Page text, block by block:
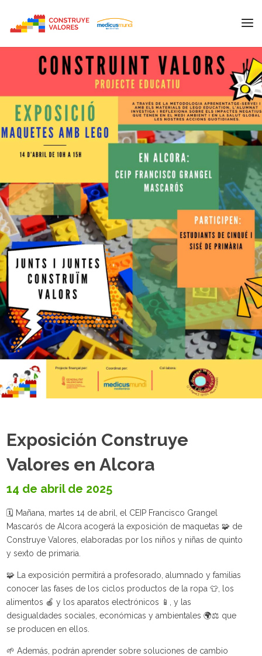
Exposición Construye
Valores en Alcora
14 de abril de 2025
🗓️ Mañana, martes 14 de abril, el CEIP Francisco Grangel
Mascarós de Alcora acogerá la exposición de maquetas 🧩 de
Construye Valores, elaboradas por los niños y niñas de quinto
y sexto de primaria.
🧩 La exposición permitirá a profesorado, alumnado y familias
conocer las fases de los ciclos productos de la ropa 👕, los
alimentos 🍎 y los aparatos electrónicos 📱, y las
desigualdades sociales, económicas y ambientales 🌍⚖️ que
se producen en ellos.
🌱 Además, podrán aprender sobre soluciones de cambio